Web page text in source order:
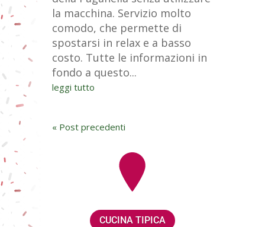
la macchina. Servizio molto
comodo, che permette di
spostarsi in relax e a basso
costo. Tutte le informazioni in
fondo a questo...
leggi tutto
« Post precedenti
CUCINA TIPICA